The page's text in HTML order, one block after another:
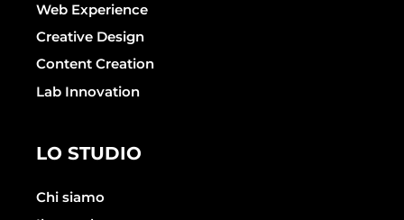
Web Experience
Creative Design
Content Creation
Lab Innovation
LO STUDIO
Chi siamo